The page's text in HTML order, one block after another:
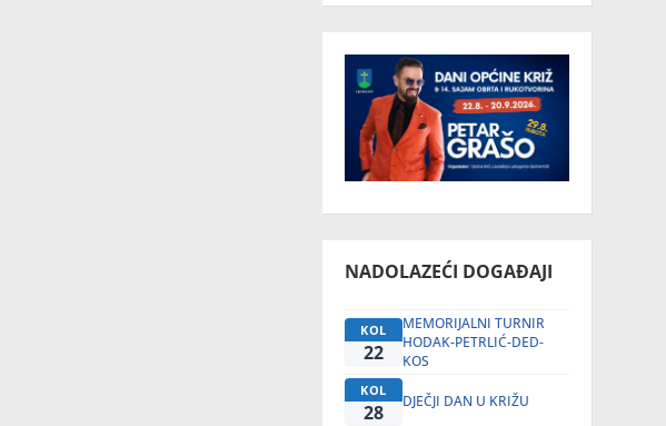
NADOLAZEĆI DOGAĐAJI
KOL
22
MEMORIJALNI TURNIR
HODAK-PETRLIĆ-DED-
KOS
KOL
28 DJEČJI DAN U KRIŽU